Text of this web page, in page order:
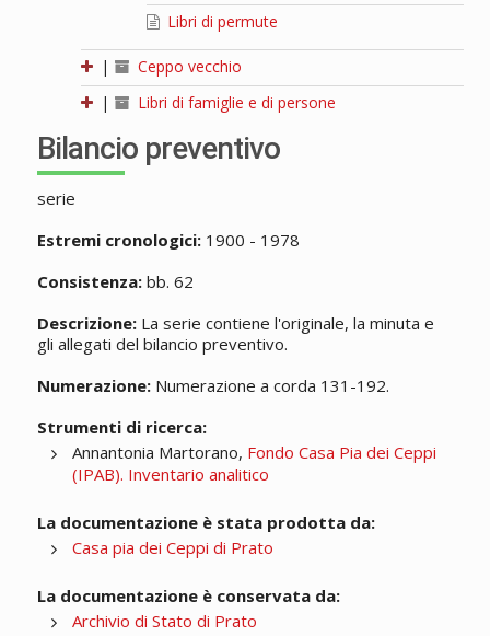
Libri di permute
|
Ceppo vecchio
|
Libri di famiglie e di persone
Bilancio preventivo
serie
Estremi cronologici:1900 - 1978
Consistenza:bb. 62
Descrizione:La serie contiene l'originale, la minuta e
gli allegati del bilancio preventivo.
Numerazione:Numerazione a corda 131-192.
Strumenti di ricerca:
Annantonia Martorano, Fondo Casa Pia dei Ceppi
(IPAB). Inventario analitico
La documentazione è stata prodotta da:
Casa pia dei Ceppi di Prato
La documentazione è conservata da:
Archivio di Stato di Prato